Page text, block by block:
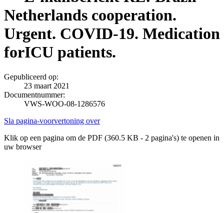
Netherlands cooperation.
Urgent. COVID-19. Medication
forICU patients.
Gepubliceerd op:
23 maart 2021
Documentnummer:
VWS-WOO-08-1286576
Sla pagina-voorvertoning over
Klik op een pagina om de PDF (360.5 KB - 2 pagina's) te openen in
uw browser